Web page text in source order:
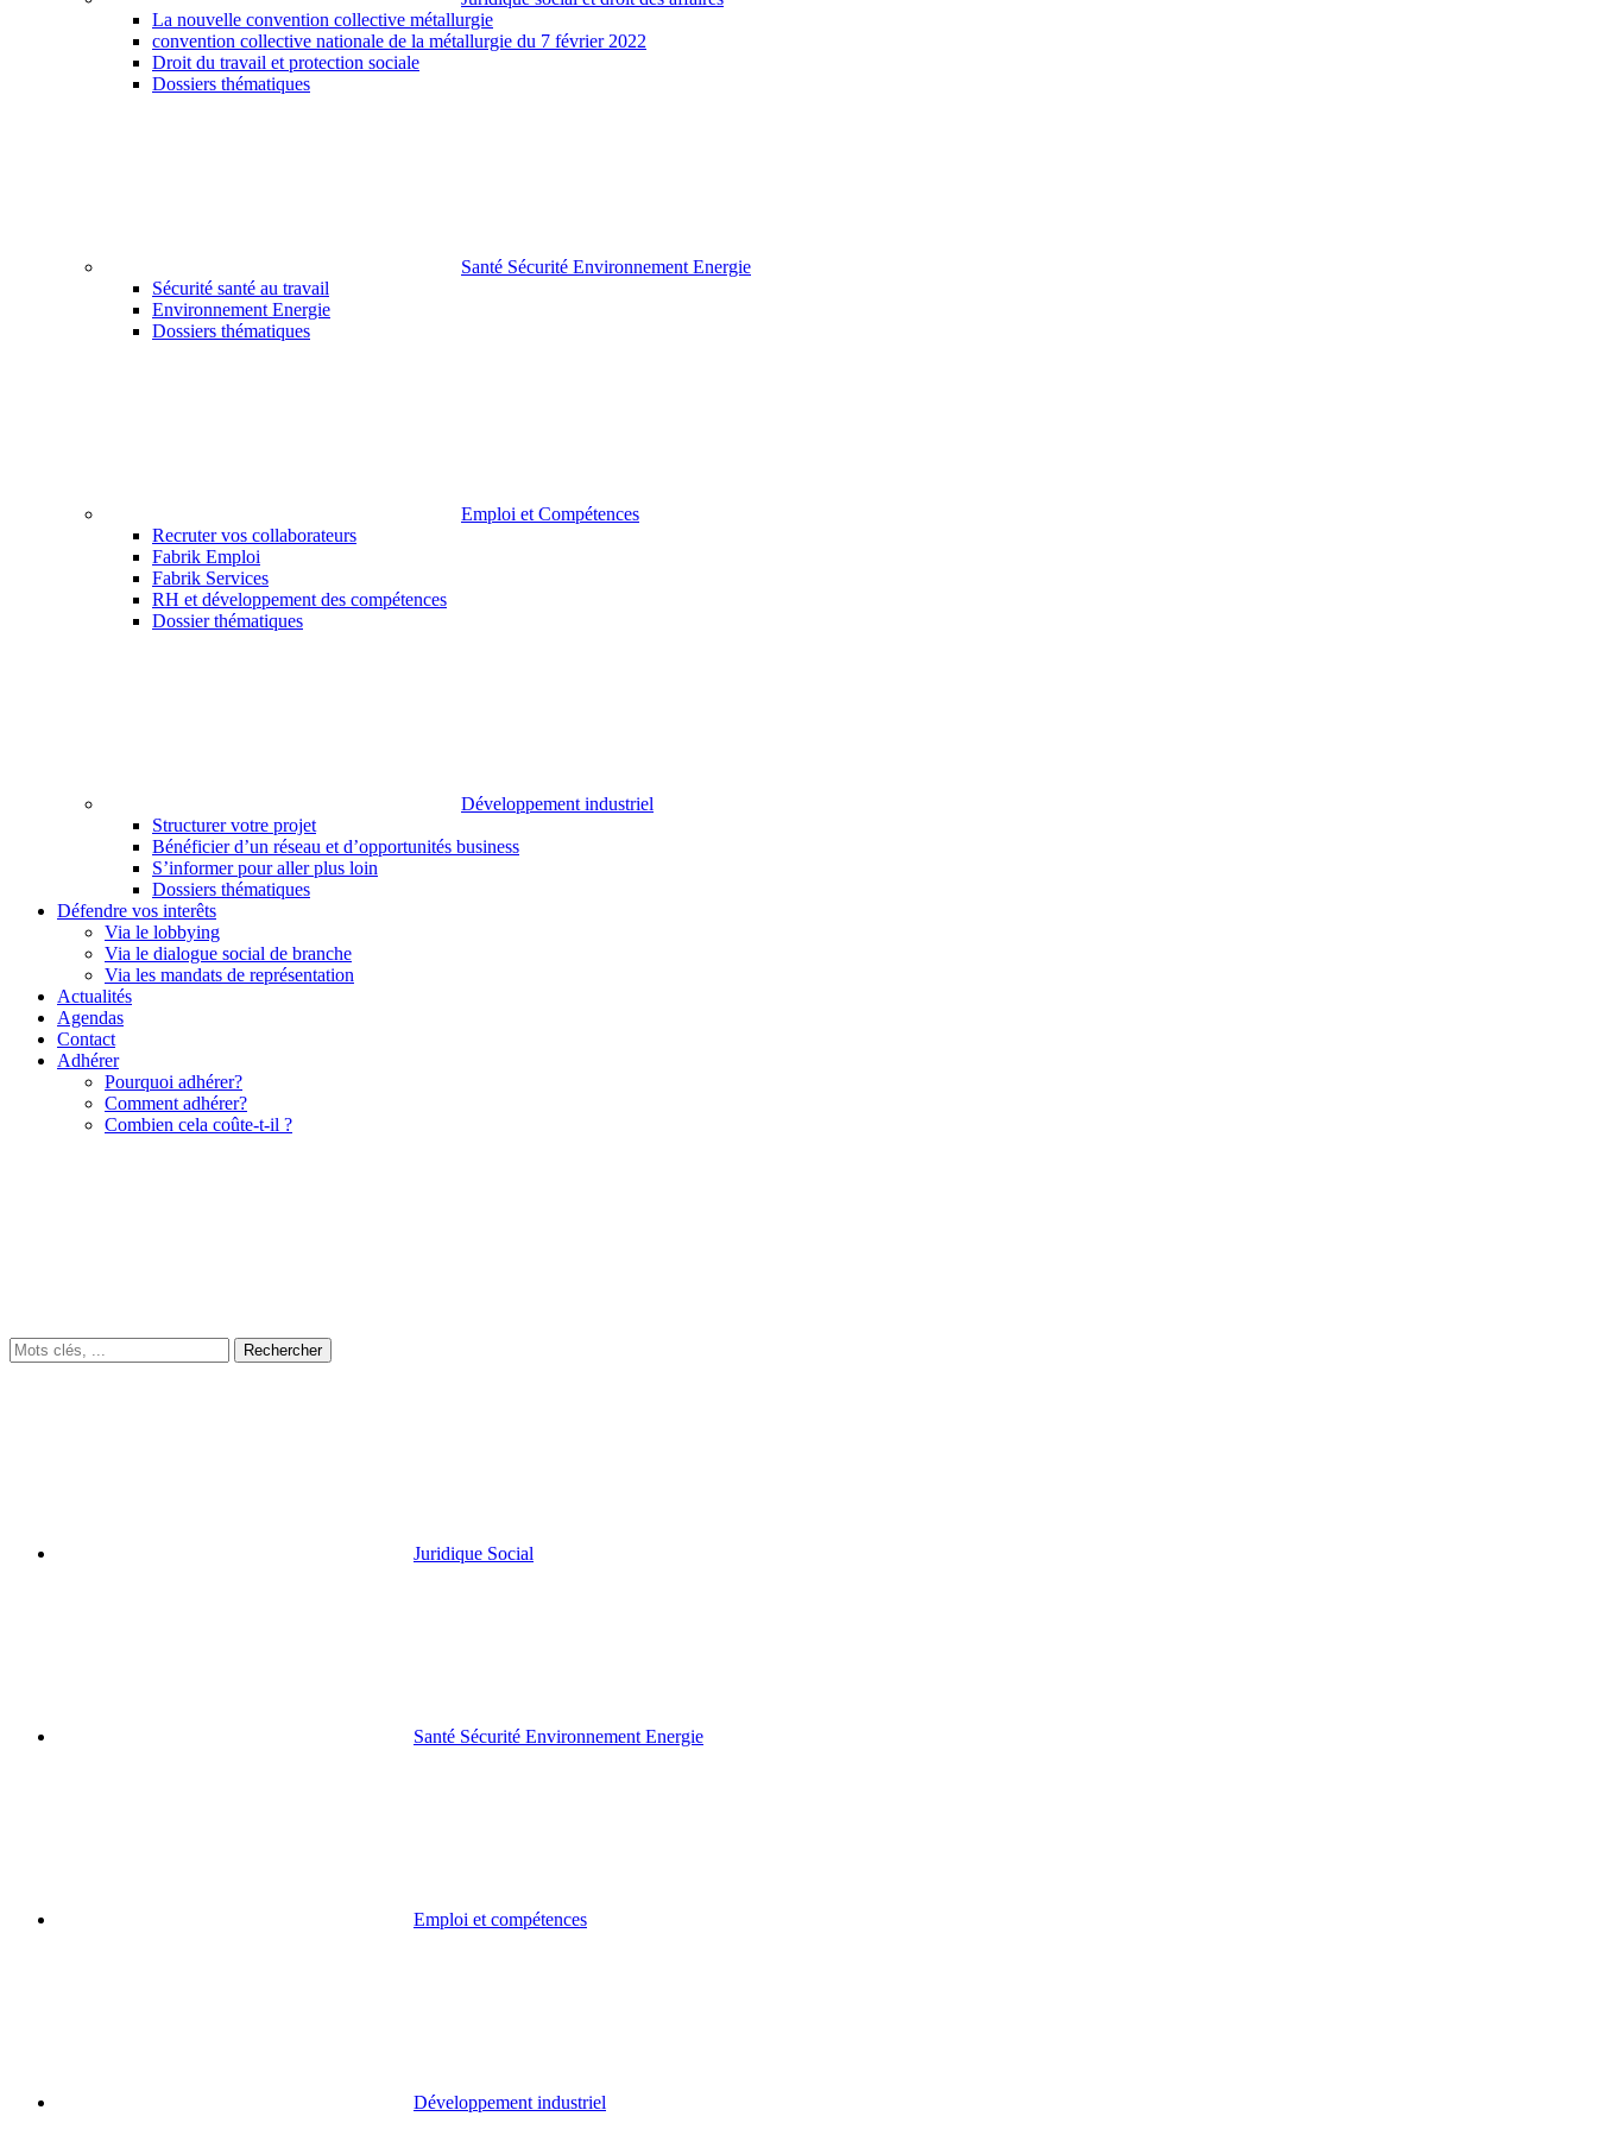
La nouvelle convention collective métallurgie
convention collective nationale de la métallurgie du 7 février 2022
Droit du travail et protection sociale
Dossiers thématiques
Santé Sécurité Environnement Energie
Sécurité santé au travail
Environnement Energie
Dossiers thématiques
Emploi et Compétences
Recruter vos collaborateurs
Fabrik Emploi
Fabrik Services
RH et développement des compétences
Dossier thématiques
Développement industriel
Structurer votre projet
Bénéficier d’un réseau et d’opportunités business
S’informer pour aller plus loin
Dossiers thématiques
Défendre vos interêts
Via le lobbying
Via le dialogue social de branche
Via les mandats de représentation
Actualités
Agendas
Contact
Adhérer
Pourquoi adhérer?
Comment adhérer?
Combien cela coûte-t-il ?
Juridique Social
Santé Sécurité Environnement Energie
Emploi et compétences
Développement industriel